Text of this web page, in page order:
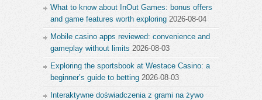
What to know about InOut Games: bonus offers
and game features worth exploring 2026-08-04
Mobile casino apps reviewed: convenience and
gameplay without limits 2026-08-03
Exploring the sportsbook at Westace Casino: a
beginner’s guide to betting 2026-08-03
Interaktywne doświadczenia z grami na żywo